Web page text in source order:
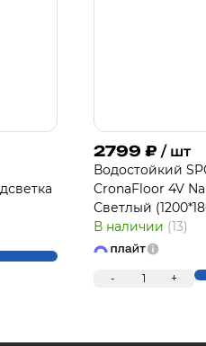
2799 ₽ / шт
Водостойкий
CronaFloor 4V
Светлый
В наличии (13)
- 1 +